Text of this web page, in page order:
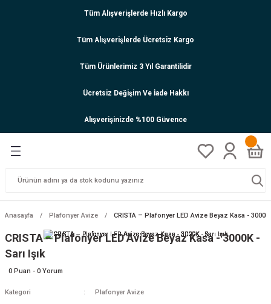
Tüm Alışverişlerde Hızlı Kargo
Tüm Alışverişlerde Ücretsiz Kargo
Tüm Ürünlerimiz 3 Yıl Garantilidir
Ücretsiz Değişim Ve İade Hakkı
Alışverişinizde %100 Güvence
Anasayfa Plafonyer Avize CRISTA – Plafonyer LED Avize Beyaz Kasa - 3000K
CRISTA – Plafonyer LED Avize Beyaz Kasa - 3000K -
Sarı Işık
0 Puan - 0 Yorum
Kategori Plafonyer Avize